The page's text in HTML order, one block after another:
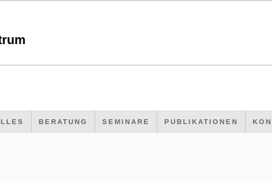
BERATUNG SEMINARE PUBLIKATIONEN